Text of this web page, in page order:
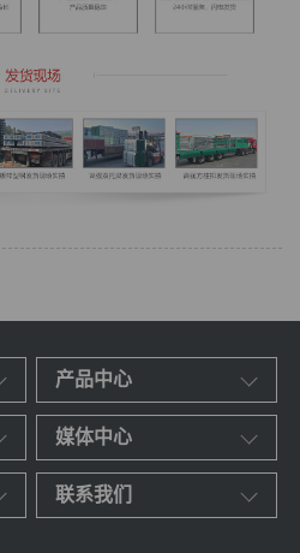
产品中心
媒体中心
联系我们